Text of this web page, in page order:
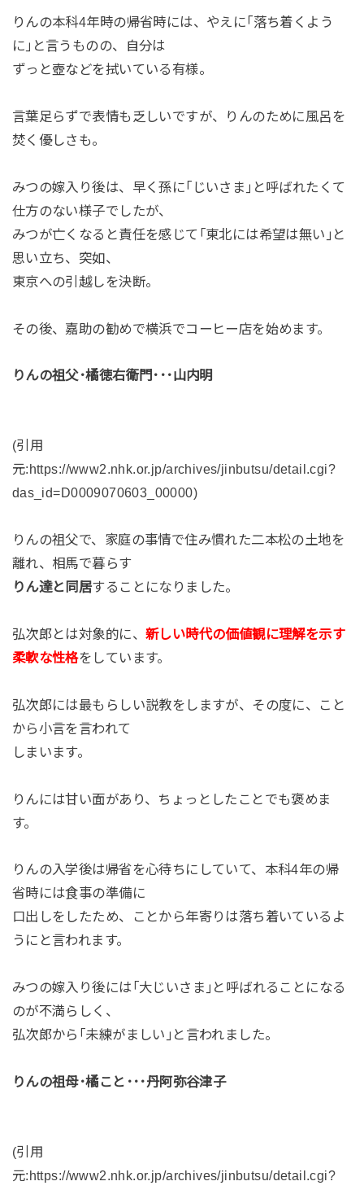
りんの本科4年時の帰省時には、やえに｢落ち着くよう
に｣と言うものの、自分は
ずっと壺などを拭いている有様。
言葉足らずで表情も乏しいですが、りんのために風呂を
焚く優しさも。
みつの嫁入り後は、早く孫に｢じいさま｣と呼ばれたくて
仕方のない様子でしたが、
みつが亡くなると責任を感じて｢東北には希望は無い｣と
思い立ち、突如、
東京への引越しを決断。
その後、嘉助の勧めで横浜でコーヒー店を始めます。
りんの祖父･橘徳右衛門･･･山内明
(引用
元:https://www2.nhk.or.jp/archives/jinbutsu/detail.cgi?
das_id=D0009070603_00000)
りんの祖父で、家庭の事情で住み慣れた二本松の土地を
離れ、相馬で暮らす
りん達と同居することになりました。
弘次郎とは対象的に、 新しい時代の価値観に理解を示す
柔軟な性格をしています。
弘次郎には最もらしい説教をしますが、その度に、こと
から小言を言われて
しまいます。
りんには甘い面があり、ちょっとしたことでも褒めま
す。
りんの入学後は帰省を心待ちにしていて、本科4年の帰
省時には食事の準備に
口出しをしたため、ことから年寄りは落ち着いているよ
うにと言われます。
みつの嫁入り後には｢大じいさま｣と呼ばれることになる
のが不満らしく、
弘次郎から｢未練がましい｣と言われました。
りんの祖母･橘こと･･･丹阿弥谷津子
(引用
元:https://www2.nhk.or.jp/archives/jinbutsu/detail.cgi?